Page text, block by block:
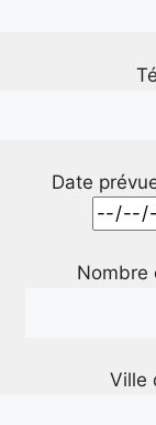
Date
Nombre
Ville